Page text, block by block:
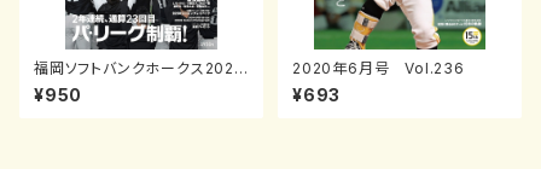
福岡ソフトバンクホークス2025
パーソル パ・リーグ連覇
¥950
2020年6月号 Vol.236
¥693